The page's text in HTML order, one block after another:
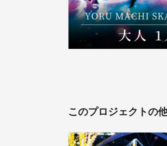
このプロジェクトの